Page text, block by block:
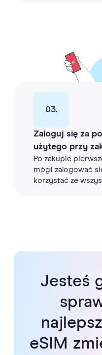
03.
Zaloguj się za
użytego przy
Po zakupie
mógł zalogować
korzystać ze
Jesteś
eSIM